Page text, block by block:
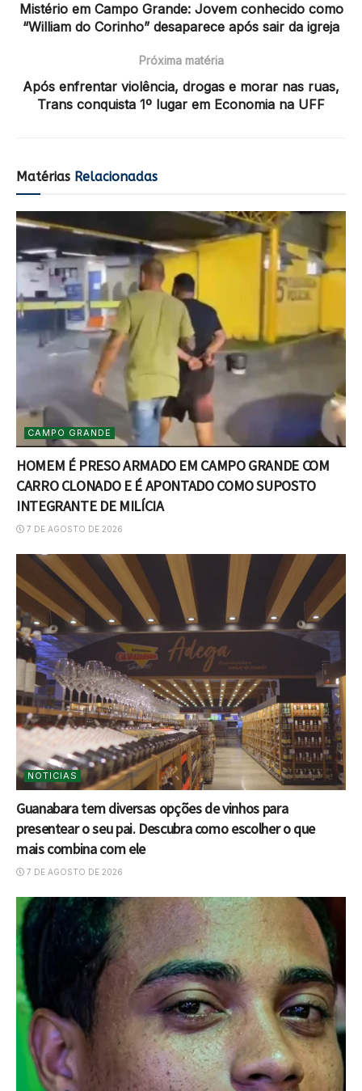
Mistério em Campo Grande: Jovem conhecido como
“William do Corinho” desaparece após sair da igreja
Próxima matéria
Após enfrentar violência, drogas e morar nas ruas,
Trans conquista 1º lugar em Economia na UFF
Matérias Relacionadas
CAMPO GRANDE
HOMEM É PRESO ARMADO EM CAMPO GRANDE COM
CARRO CLONADO E É APONTADO COMO SUPOSTO
INTEGRANTE DE MILÍCIA
7 DE AGOSTO DE 2026
NOTICIAS
Guanabara tem diversas opções de vinhos para
presentear o seu pai. Descubra como escolher o que
mais combina com ele
7 DE AGOSTO DE 2026